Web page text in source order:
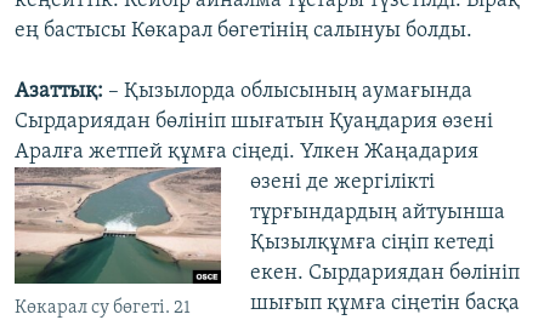
ең бастысы Көкарал бөгетінің салынуы болды.
Азаттық: – Қызылорда облысының аумағында
Сырдариядан бөлініп шығатын Қуаңдария өзені
Аралға жетпей құмға сіңеді. Үлкен Жаңадария
өзені де жергілікті
Көкарал су бөгеті. 21
тұрғындардың айтуынша
Қызылқұмға сіңіп кетеді
екен. Сырдариядан бөлініп
шығып құмға сіңетін басқа